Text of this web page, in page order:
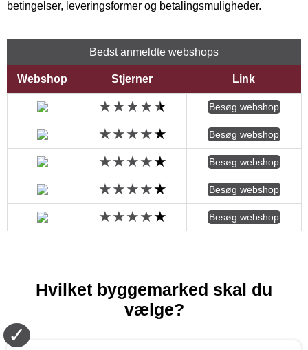
betingelser, leveringsformer og betalingsmuligheder.
Bedst anmeldte webshops
Webshop Stjerner Link
Besøg webshop
Besøg webshop
Besøg webshop
Besøg webshop
Besøg webshop
Hvilket byggemarked skal du
vælge?
✓